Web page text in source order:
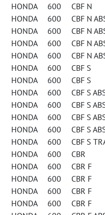
HONDA 600 CBF N
HONDA 600 CBF N
HONDA 600 CBF N
HONDA 600 CBF N
HONDA 600 CBF N
HONDA 600 CBF S
HONDA 600 CBF S
HONDA 600 CBF S
HONDA 600 CBF S
HONDA 600 CBF S
HONDA 600 CBF S
HONDA 600 CBF S
HONDA 600 CBR
HONDA 600 CBR F
HONDA 600 CBR F
HONDA 600 CBR F
HONDA 600 CBR F